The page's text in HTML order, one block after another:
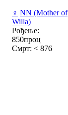
♀ NN (Mother of
Willa)
Рођење:
850проц
Смрт: < 876